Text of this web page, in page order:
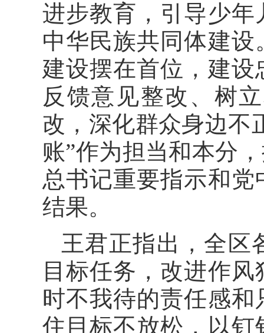
进步教育，引导少
中华民族共同体建
建设摆在首位，建
反馈意见整改、树
改，深化群众身边不
账”作为担当和本分
总书记重要指示和
结果。
王君正指出，全区
目标任务，改进作
时不我待的责任感
住目标不放松，以